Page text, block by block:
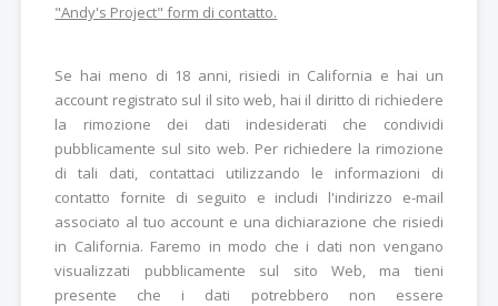
"Andy's Project" form di contatto.
Se hai meno di 18 anni, risiedi in California e hai un
account registrato sul il sito web, hai il diritto di richiedere
la rimozione dei dati indesiderati che condividi
pubblicamente sul sito web. Per richiedere la rimozione
di tali dati, contattaci utilizzando le informazioni di
contatto fornite di seguito e includi l'indirizzo e-mail
associato al tuo account e una dichiarazione che risiedi
in California. Faremo in modo che i dati non vengano
visualizzati pubblicamente sul sito Web, ma tieni
presente che i dati potrebbero non essere